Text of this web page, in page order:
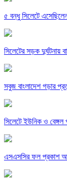
৫ বন্ধু সিলেটে
সিলেটের সড়ক দুর্ঘটনায়
সবুজ বাংলাদেশ গড়ার
সিলেটে ইউনিক ও বেঙ্গল
এসএসসির ফল প্রকাশ